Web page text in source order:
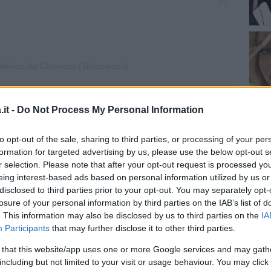
- Do Not Process My Personal Information
opt-out of the sale, sharing to third parties, or processing of your
for targeted advertising by us, please use the below opt-out
selection. Please note that after your opt-out request is processed
interest-based ads based on personal information utilized by us
to third parties prior to your opt-out. You may separately
of your personal information by third parties on the IAB’s list of
This information may also be disclosed by us to third parties on the
Participants that may further disclose it to other third parties.
that this website/app uses one or more Google services and may
but not limited to your visit or usage behaviour. You may
della linea di Kate Moss
che ha bloccato il mondo intero per
vuole così celebrare proprio la vita che
naturali, e che si riscopre attraverso la
selezionati per le formule dei prodotti ci
rosa canina e altre essenze botaniche.